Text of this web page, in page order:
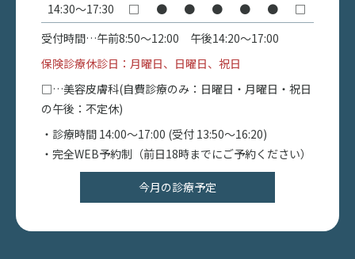
14:30〜17:30
□ ● ● ● ● ●
□
受付時間…午前8:50〜12:00 午後14:20〜17:00
保険診療休診日：月曜日、日曜日、祝日
□…美容皮膚科(自費診療のみ：日曜日・月曜日・祝日
の午後：不定休)
・診療時間 14:00〜17:00 (受付 13:50～16:20)
・完全WEB予約制（前日18時までにご予約ください）
今月の診療予定